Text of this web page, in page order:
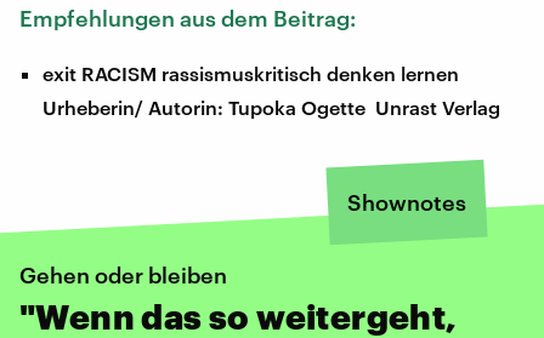
Empfehlungen aus dem Beitrag:
exit RACISM rassismuskritisch denken lernen
Urheberin/ Autorin: Tupoka Ogette Unrast Verlag
Shownotes
Gehen oder bleiben
"Wenn das so weitergeht,